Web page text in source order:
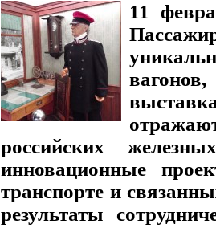
11
российских
инновационные
транспорте и
результаты